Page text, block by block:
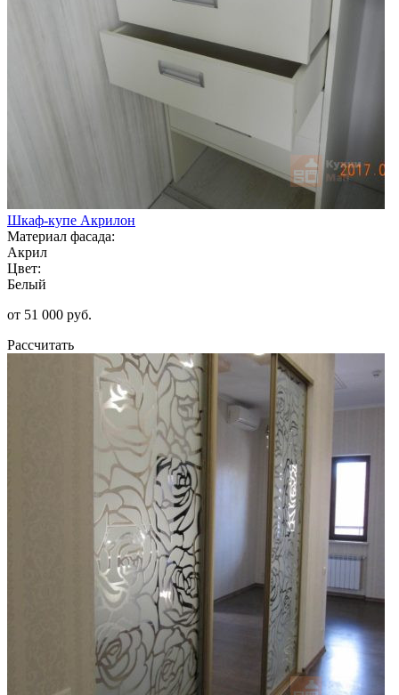
Шкаф-купе Акрилон
Материал фасада:
Акрил
Цвет:
Белый
от 51 000 руб.
Рассчитать